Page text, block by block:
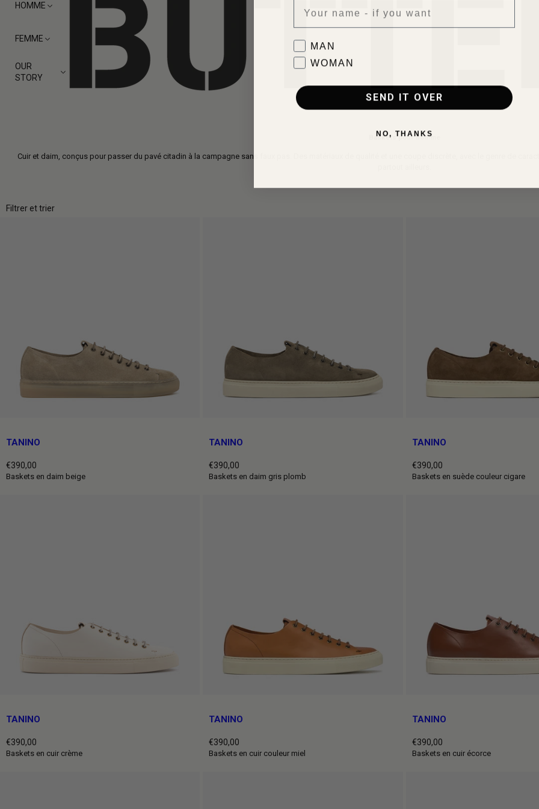
HOMME
FEMME
OUR
STORY
Baskets pour homme
Cuir et daim, conçus pour passer du pavé citadin à la campagne sans faux pas. Des matériaux de qualité et une coupe discrète, avec le genre de
Filtrer et trier
TANINO
€390,00
Prix
Baskets en daim beige
TANINO
€390,00
Prix
Baskets en daim gris plomb
TANINO
€390,00
Prix
Baskets en suède couleur cigare
TANINO
€390,00
Prix
Baskets en cuir crème
TANINO
€390,00
Prix
Baskets en cuir couleur miel
TANINO
€390,00
Prix
Baskets en cuir écorce
Favorite collection
MAN
WOMAN
SEND IT OVER
NO, THANKS